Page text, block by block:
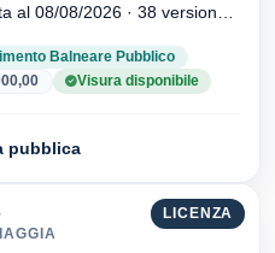
Balneare Pubblico
Visura disponibile
pubblica
LICENZA